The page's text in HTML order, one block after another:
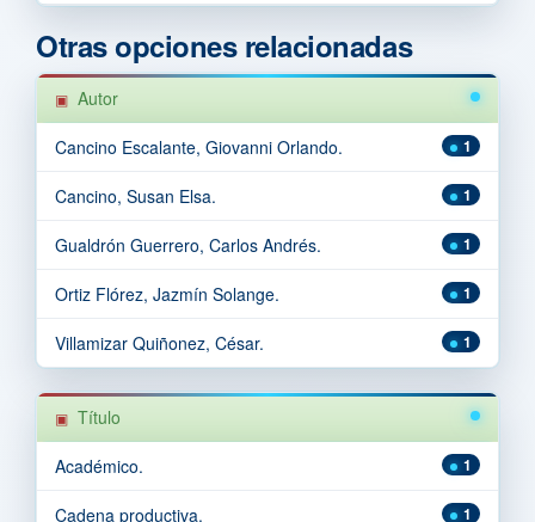
Otras opciones relacionadas
Autor
1
Cancino Escalante, Giovanni Orlando.
1
Cancino, Susan Elsa.
1
Gualdrón Guerrero, Carlos Andrés.
1
Ortiz Flórez, Jazmín Solange.
1
Villamizar Quiñonez, César.
Título
1
Académico.
1
Cadena productiva.